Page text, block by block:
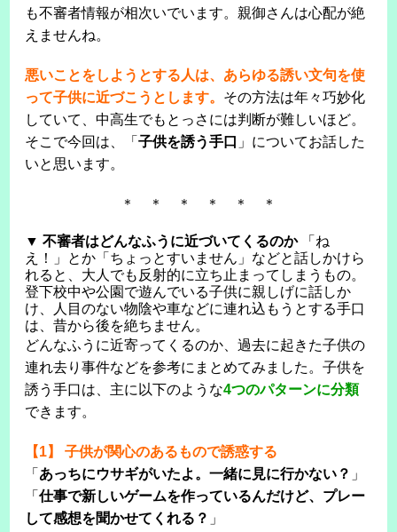
も不審者情報が相次いでいます。親御さんは心配が絶
えませんね。
悪いことをしようとする人は、あらゆる誘い文句を使
って子供に近づこうとします。 その方法は年々巧妙化
していて、中高生でもとっさには判断が難しいほど。
そこで今回は、「子供を誘う手口 」についてお話した
いと思います。
＊ ＊ ＊ ＊ ＊ ＊
▼ 不審者はどんなふうに近づいてくるのか「ね
え！」とか「ちょっとすいません」などと話しかけら
れると、大人でも反射的に立ち止まってしまうもの。
登下校中や公園で遊んでいる子供に親しげに話しか
け、人目のない物陰や車などに連れ込もうとする手口
は、昔から後を絶ちません。
どんなふうに近寄ってくるのか、過去に起きた子供の
連れ去り事件などを参考にまとめてみました。子供を
誘う手口は、主に以下のような4つのパターンに分類
できます。
【1】 子供が関心のあるもので誘惑する
「 あっちにウサギがいたよ。一緒に見に行かない？ 」
「仕事で新しいゲームを作っているんだけど、プレー
して感想を聞かせてくれる？ 」